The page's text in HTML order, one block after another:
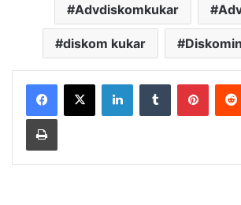
Advdiskomkukar
diskom kukar
LinkedInTumblr
Print